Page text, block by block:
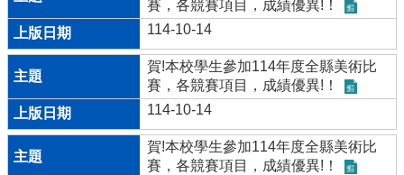
台
學
雜
費
入
口
賽，各競賽項目，成績優異!！
114-10-14
賀!本校學生參加114年度全縣美術比
賽，各競賽項目，成績優異!！
114-10-14
賀!本校學生參加114年度全縣美術比
賽，各競賽項目，成績優異!！